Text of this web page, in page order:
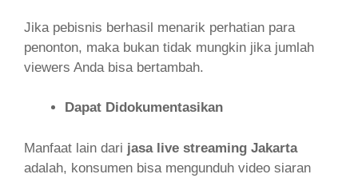
Jika pebisnis berhasil menarik perhatian para
penonton, maka bukan tidak mungkin jika jumlah
viewers Anda bisa bertambah.
Dapat Didokumentasikan
Manfaat lain dari jasa live streaming Jakarta
adalah, konsumen bisa mengunduh video siaran